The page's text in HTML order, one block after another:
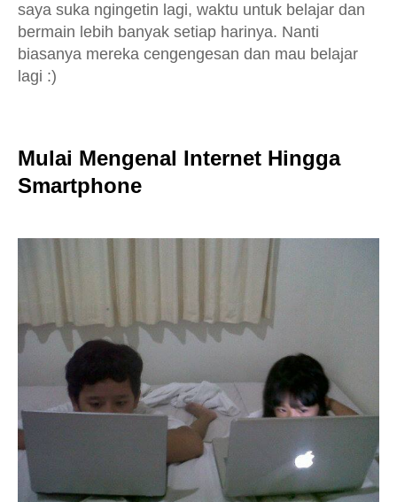
saya suka ngingetin lagi, waktu untuk belajar dan
bermain lebih banyak setiap harinya. Nanti
biasanya mereka cengengesan dan mau belajar
lagi :)
Mulai Mengenal Internet Hingga
Smartphone